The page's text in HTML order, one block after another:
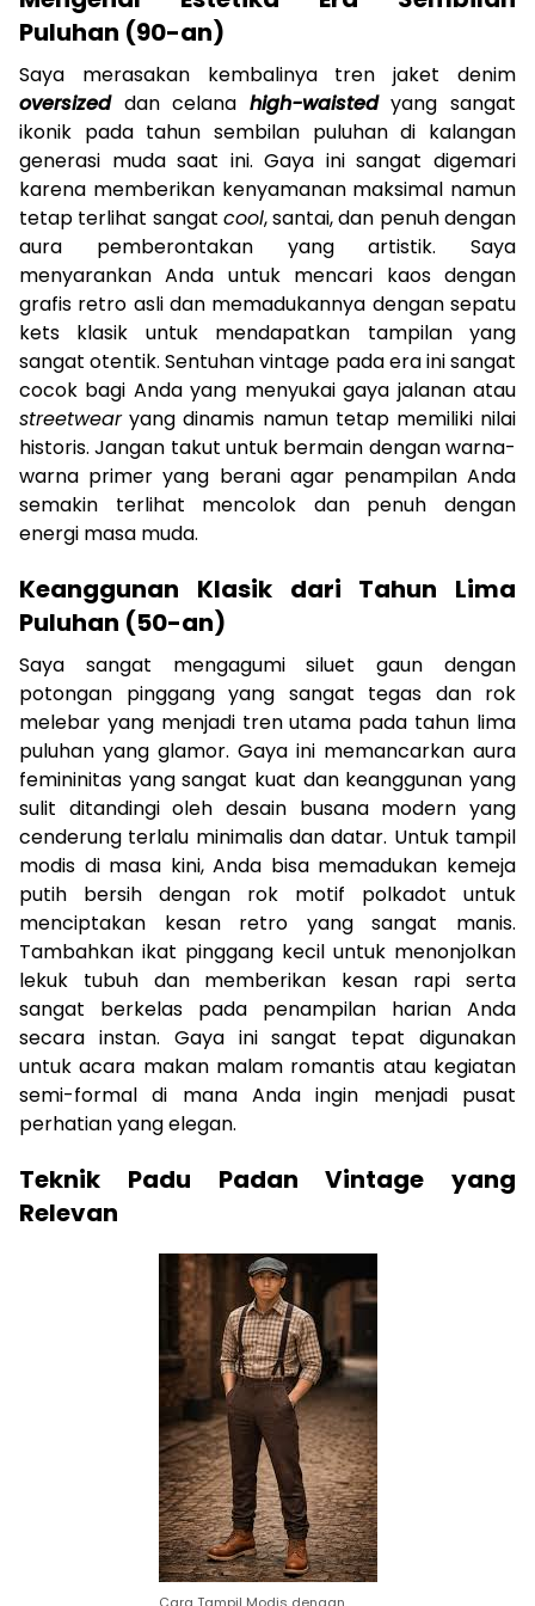
Puluhan (90-an)
Saya merasakan kembalinya tren jaket denim
oversizeddan celana high-waistedyang sangat
ikonik pada tahun sembilan puluhan di kalangan
generasi muda saat ini. Gaya ini sangat digemari
karena memberikan kenyamanan maksimal namun
tetap terlihat sangat cool, santai, dan penuh dengan
aura pemberontakan yang artistik. Saya
menyarankan Anda untuk mencari kaos dengan
grafis retro asli dan memadukannya dengan sepatu
kets klasik untuk mendapatkan tampilan yang
sangat otentik. Sentuhan vintage pada era ini sangat
cocok bagi Anda yang menyukai gaya jalanan atau
streetwearyang dinamis namun tetap memiliki nilai
historis. Jangan takut untuk bermain dengan warna-
warna primer yang berani agar penampilan Anda
semakin terlihat mencolok dan penuh dengan
energi masa muda.
Keanggunan Klasik dari Tahun Lima
Puluhan (50-an)
Saya sangat mengagumi siluet gaun dengan
potongan pinggang yang sangat tegas dan rok
melebar yang menjadi tren utama pada tahun lima
puluhan yang glamor. Gaya ini memancarkan aura
femininitas yang sangat kuat dan keanggunan yang
sulit ditandingi oleh desain busana modern yang
cenderung terlalu minimalis dan datar. Untuk tampil
modis di masa kini, Anda bisa memadukan kemeja
putih bersih dengan rok motif polkadot untuk
menciptakan kesan retro yang sangat manis.
Tambahkan ikat pinggang kecil untuk menonjolkan
lekuk tubuh dan memberikan kesan rapi serta
sangat berkelas pada penampilan harian Anda
secara instan. Gaya ini sangat tepat digunakan
untuk acara makan malam romantis atau kegiatan
semi-formal di mana Anda ingin menjadi pusat
perhatian yang elegan.
Teknik Padu Padan Vintage yang
Relevan